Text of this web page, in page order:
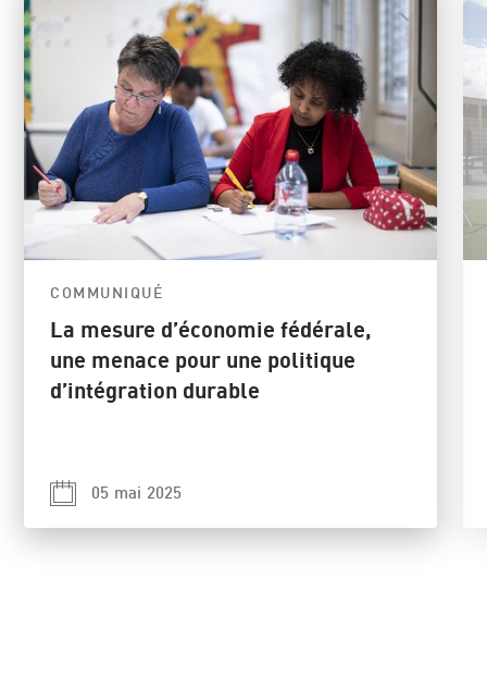
COMMUNIQUÉ
La mesure d’économie fédérale,
une menace pour une politique
d’intégration durable
05 mai 2025